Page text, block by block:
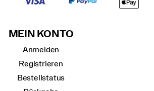
MEIN KONTO
Anmelden
Registrieren
Bestellstatus